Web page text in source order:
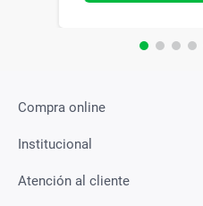
Compra online
Institucional
Atención al cliente